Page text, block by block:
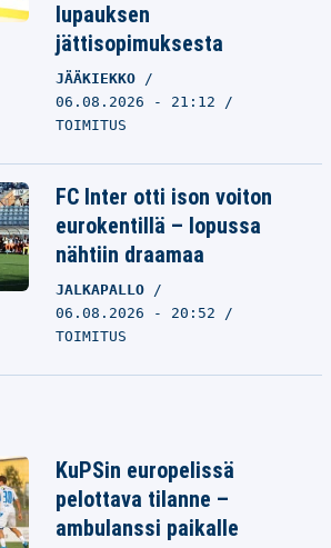
lupauksen
jättisopimuksesta
JÄÄKIEKKO
06.08.2026 - 21:12
TOIMITUS
FC Inter otti ison voiton
eurokentillä – lopussa
nähtiin draamaa
JALKAPALLO
06.08.2026 - 20:52
TOIMITUS
KuPSin europelissä
pelottava tilanne –
ambulanssi paikalle